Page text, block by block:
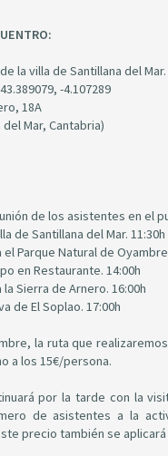
la villa de Santillana del Mar.
-4.107289
18A
Mar, Cantabria)
de los asistentes en el
de Santillana del Mar. 11:30h
el Parque Natural de
en Restaurante. 14:00h
la Sierra de Arnero. 16:00h
de El Soplao. 17:00h
la ruta que
a los 15€/persona.
por la tarde con la
de asistentes a la
precio también se aplicará